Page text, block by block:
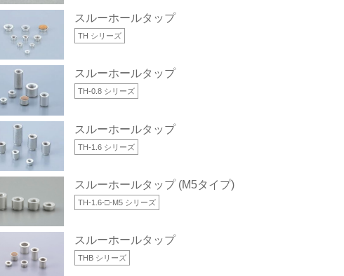
スルーホールタップ
TH シリーズ
スルーホールタップ
TH-0.8 シリーズ
スルーホールタップ
TH-1.6 シリーズ
スルーホールタップ (M5タイプ)
TH-1.6-□-M5 シリーズ
スルーホールタップ
THB シリーズ